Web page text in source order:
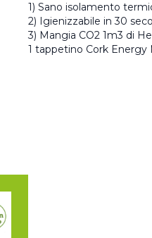
1) Sano isolamento
2) Igienizzabile in 30
3) Mangia CO2 1m3 di
1 tappetino Cork Energy